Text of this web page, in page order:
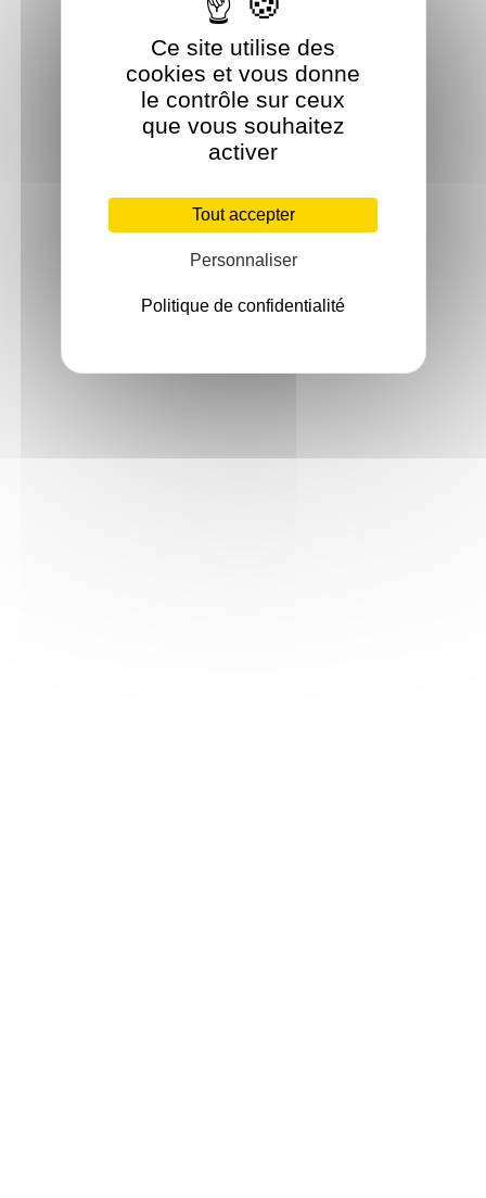
Ce site utilise des
cookies et vous donne
le contrôle sur ceux
que vous souhaitez
activer
Tout accepter
Personnaliser
Politique de confidentialité